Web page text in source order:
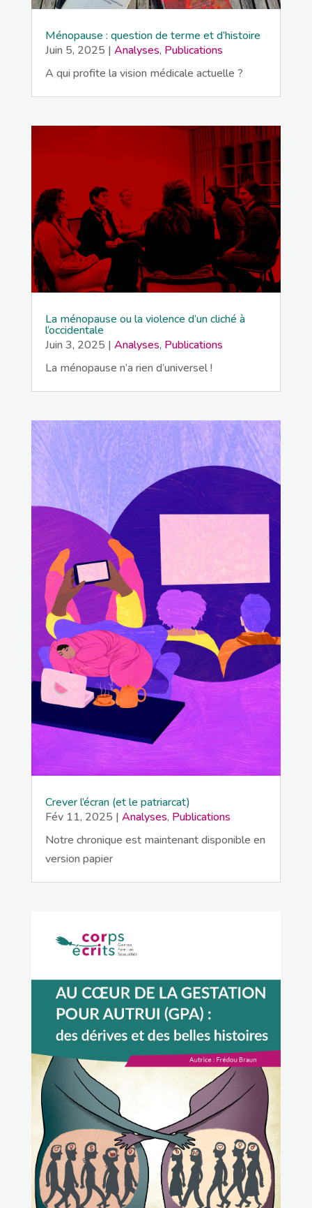
Ménopause : question de terme et d’histoire
Juin 5, 2025 | Analyses, Publications
A qui profite la vision médicale actuelle ?
La ménopause ou la violence d’un cliché à
l’occidentale
Juin 3, 2025 | Analyses, Publications
La ménopause n’a rien d’universel !
Crever l’écran (et le patriarcat)
Fév 11, 2025 | Analyses, Publications
Notre chronique est maintenant disponible en
version papier